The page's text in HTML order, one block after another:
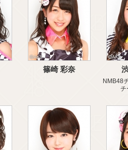
篠崎 彩奈
NMB48
チ